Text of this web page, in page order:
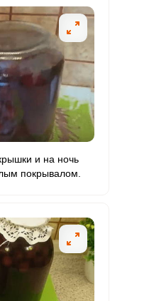
и на ночь
покрывалом.